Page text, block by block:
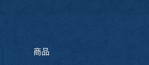
商品